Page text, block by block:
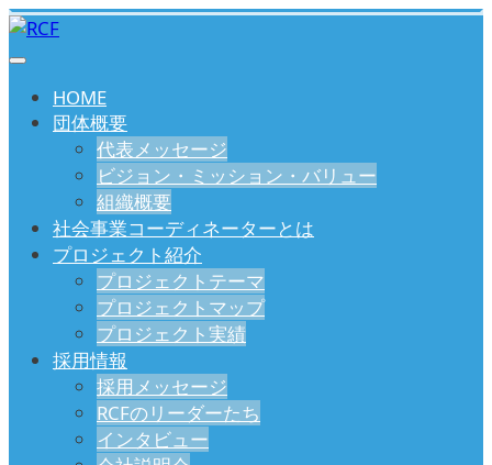
HOME
団体概要
代表メッセージ
ビジョン・ミッション・バリュー
組織概要
社会事業コーディネーターとは
プロジェクト紹介
プロジェクトテーマ
プロジェクトマップ
プロジェクト実績
採用情報
採用メッセージ
RCFのリーダーたち
インタビュー